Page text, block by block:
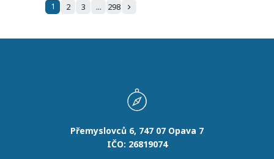
1 2 3 ... 298
Přemyslovců 6, 747 07 Opava 7
IČO: 26819074